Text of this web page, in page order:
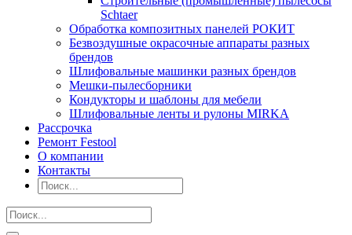
Schtaer
Обработка композитных панелей РОКИТ
Безвоздушные окрасочные аппараты разных
брендов
Шлифовальные машинки разных брендов
Мешки-пылесборники
Кондукторы и шаблоны для мебели
Шлифовальные ленты и рулоны MIRKA
Рассрочка
Ремонт Festool
О компании
Контакты